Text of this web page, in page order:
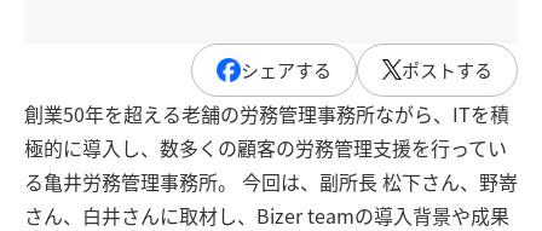
シェアする ポストする
創業50年を超える老舗の労務管理事務所ながら、ITを積
極的に導入し、数多くの顧客の労務管理支援を行ってい
る亀井労務管理事務所。 今回は、副所長 松下さん、野嵜
さん、白井さんに取材し、Bizer teamの導入背景や成果